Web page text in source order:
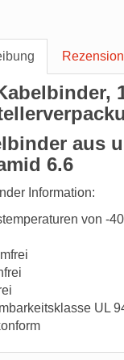
aus
6.6
Information:
von -
UL